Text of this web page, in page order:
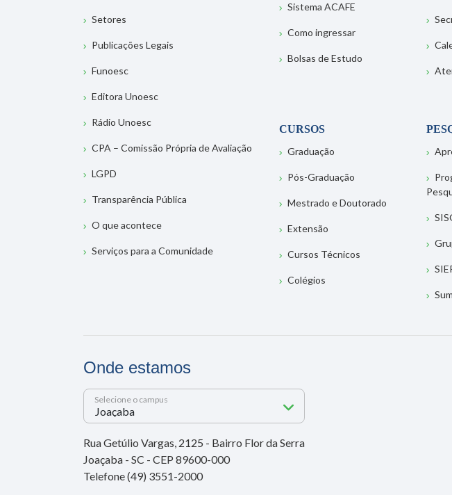
Setores
Publicações Legais
Funoesc
Editora Unoesc
Rádio Unoesc
CPA – Comissão Própria de Avaliação
LGPD
Transparência Pública
O que acontece
Serviços para a Comunidade
Sistema ACAFE
Como ingressar
Bolsas de Estudo
CURSOS
Graduação
Pós-Graduação
Mestrado e Doutorado
Extensão
Cursos Técnicos
Colégios
Onde estamos
Selecione o campus
Rua Getúlio Vargas, 2125 - Bairro Flor da Serra
Joaçaba - SC - CEP 89600-000
Telefone (49) 3551-2000